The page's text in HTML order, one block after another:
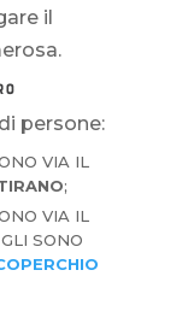
il
persone:
VIA IL
;
VIA IL
SONO